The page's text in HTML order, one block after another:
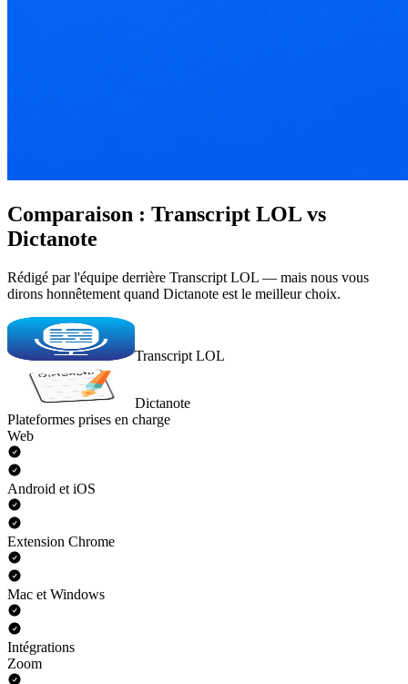
Comparaison : Transcript LOL vs
Dictanote
Rédigé par l'équipe derrière Transcript LOL — mais nous vous
dirons honnêtement quand Dictanote est le meilleur choix.
Transcript LOL
Dictanote
Plateformes prises en charge
Web
Android et iOS
Extension Chrome
Mac et Windows
Intégrations
Zoom